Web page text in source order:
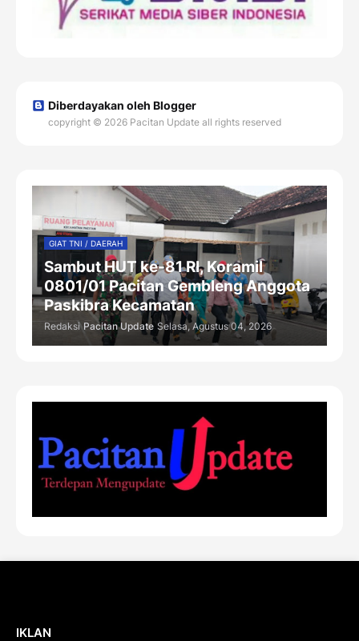
Diberdayakan oleh Blogger
copyright © 2026 Pacitan Update all rights reserved
GIAT TNI / DAERAH
Sambut HUT ke-81 RI, Koramil
0801/01 Pacitan Gembleng Anggota
Paskibra Kecamatan
Redaksi Pacitan Update Selasa, Agustus 04, 2026
IKLAN